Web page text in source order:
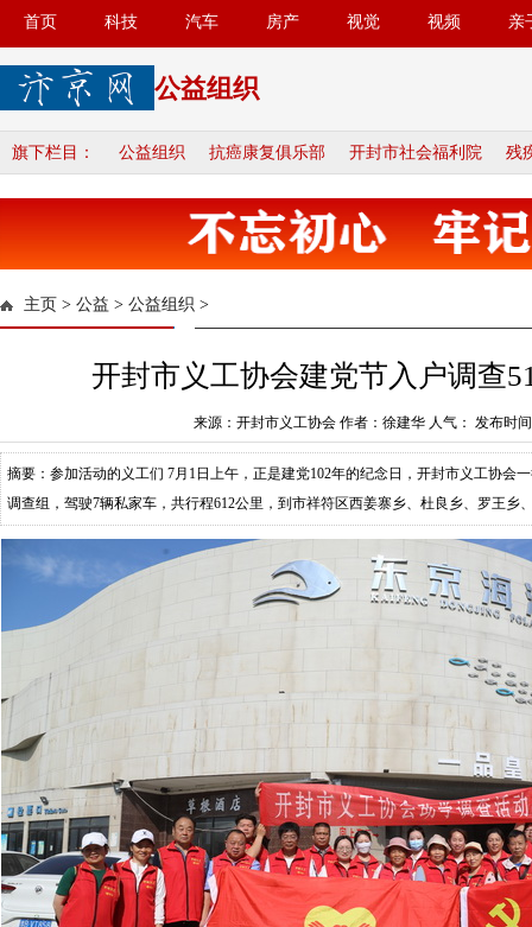
首页 科技 汽车 房产 视觉 视频 亲
公益组织
旗下栏目： 公益组织 抗癌康复俱乐部 开封市社会福利院 残
主页 > 公益 > 公益组织 >
开封市义工协会建党节入户调查
来源：开封市义工协会 作者：徐建华 人气： 发布时
摘要：参加活动的义工们 7月1日上午，正是建党102年的纪念日，开封市义工协会
调查组，驾驶7辆私家车，共行程612公里，到市祥符区西姜寨乡、杜良乡、罗王乡